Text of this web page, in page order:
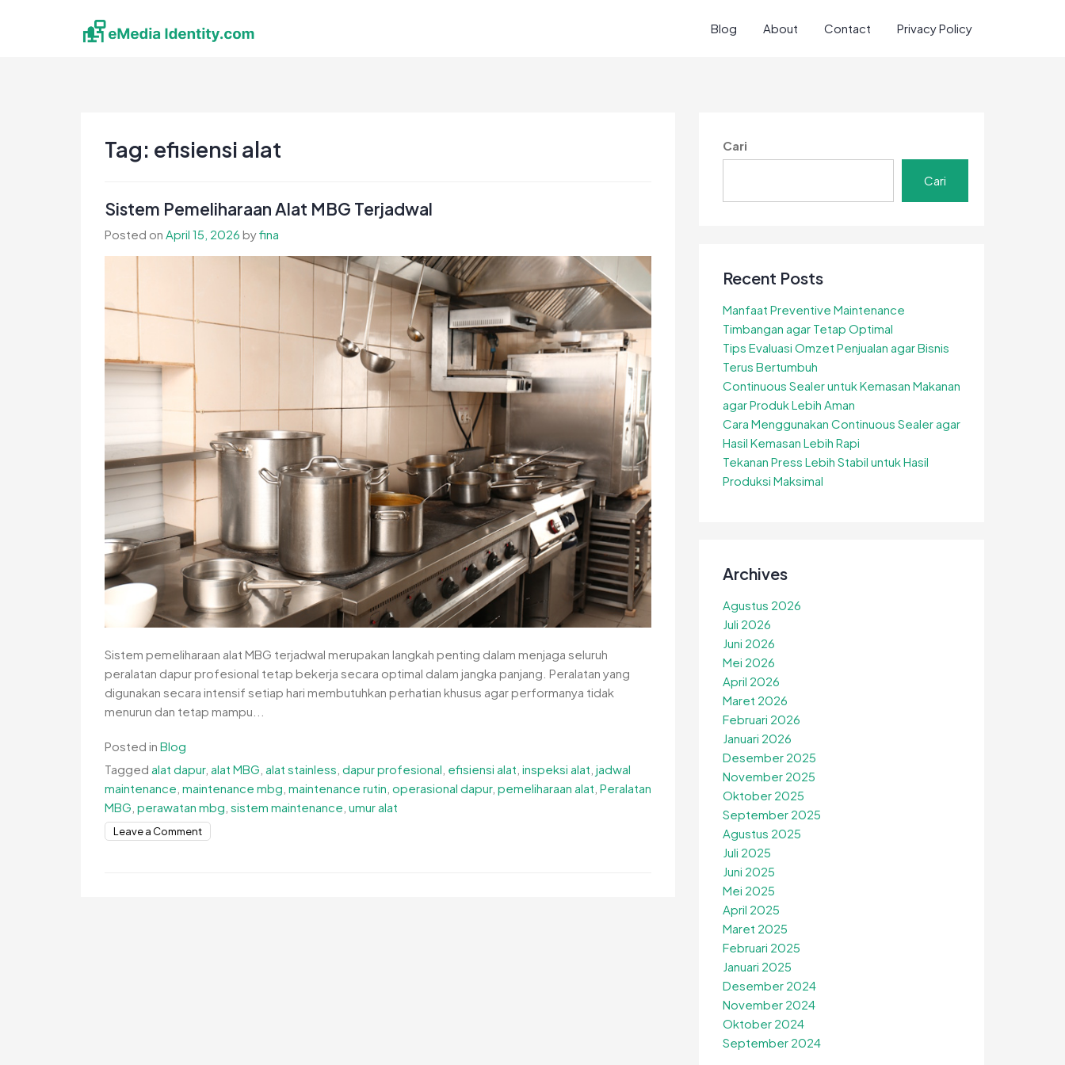
Blog About Contact Privacy Policy
Tag: efisiensi alat
Sistem Pemeliharaan Alat MBG Terjadwal
Posted on April 15, 2026 byfina
Sistem pemeliharaan alat MBG terjadwal merupakan langkah penting dalam menjaga seluruh
peralatan dapur profesional tetap bekerja secara optimal dalam jangka panjang. Peralatan yang
digunakan secara intensif setiap hari membutuhkan perhatian khusus agar performanya tidak
menurun dan tetap mampu...
Posted in Blog
Tagged alat dapur, alat MBG alat stainless dapur profesional efisiensi alat inspeksi alat jadwal
maintenance maintenance mbg maintenance rutin operasional dapur, pemeliharaan alat Peralatan
MBG perawatan mbg sistem maintenance umur alat
Leave a Commenton
Cari
Cari
Recent Posts
Manfaat Preventive Maintenance
Timbangan agar Tetap Optimal
Tips Evaluasi Omzet Penjualan agar Bisnis
Terus Bertumbuh
Continuous Sealer untuk Kemasan Makanan
agar Produk Lebih Aman
Cara Menggunakan Continuous Sealer agar
Hasil Kemasan Lebih Rapi
Tekanan Press Lebih Stabil untuk Hasil
Produksi Maksimal
Archives
Agustus 2026
Juli 2026
Juni 2026
Mei 2026
April 2026
Maret 2026
Februari 2026
Januari 2026
Desember 2025
November 2025
Oktober 2025
September 2025
Agustus 2025
Juli 2025
Juni 2025
Mei 2025
April 2025
Maret 2025
Februari 2025
Januari 2025
Desember 2024
November 2024
Oktober 2024
September 2024